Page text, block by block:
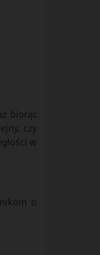
biorąc
czy
w
o